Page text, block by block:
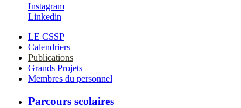
Instagram
Linkedin
LE CSSP
Calendriers
Publications
Grands Projets
Membres du personnel
Parcours scolaires